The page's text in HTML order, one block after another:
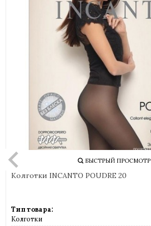
БЫСТРЫЙ ПРОСМОТР
Колготки INCANTO POUDRE 20
Тип товара:
Колготки